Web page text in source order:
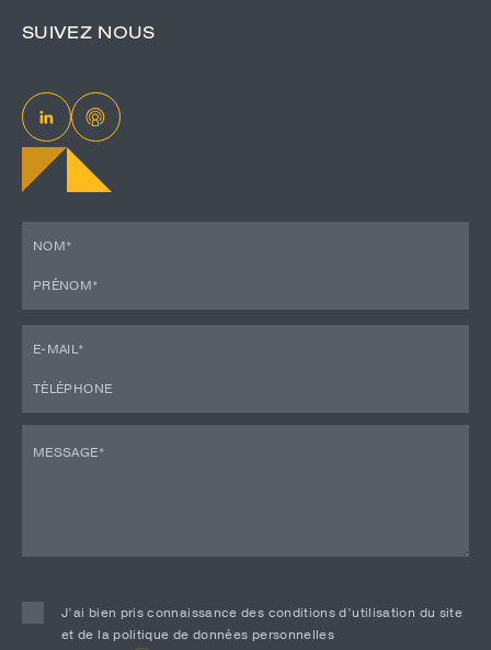
SUIVEZ NOUS
J’ai bien pris connaissance des conditions d’utilisation du site
et de la politique de données personnelles